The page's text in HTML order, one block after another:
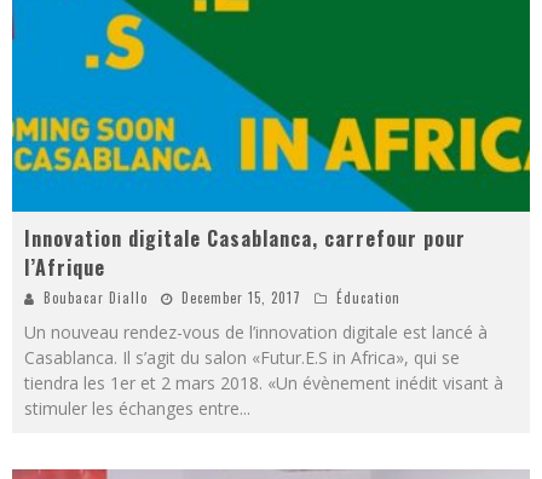
Innovation digitale Casablanca, carrefour pour
l’Afrique
Boubacar Diallo December 15, 2017 Éducation
Un nouveau rendez-vous de l’innovation digitale est lancé à
Casablanca. Il s’agit du salon «Futur.E.S in Africa», qui se
tiendra les 1er et 2 mars 2018. «Un évènement inédit visant à
stimuler les échanges entre...